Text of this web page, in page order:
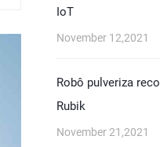
IoT
November 12,2021
Robô pulveriza
Rubik
November 21,2021